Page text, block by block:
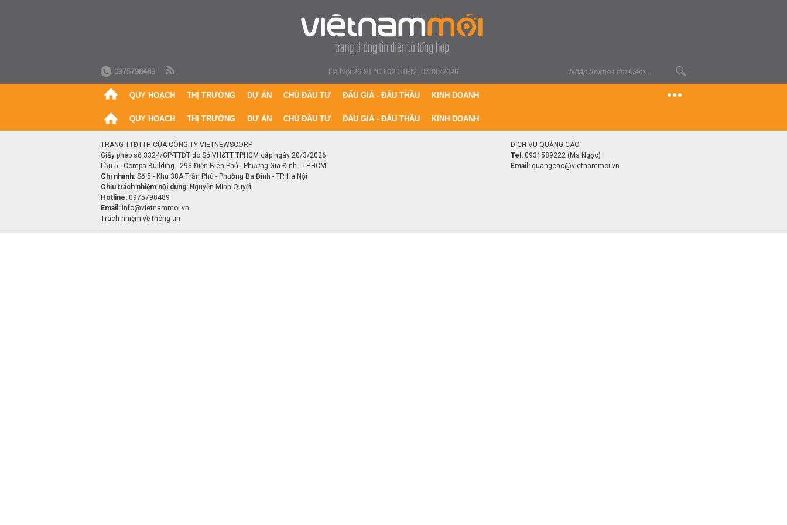
0975798489 Hà Nội 26.91 °C|02:31PM, 07/08/2026
QUY HOẠCH THỊ TRƯỜNG DỰ ÁN CHỦ ĐẦU TƯ ĐẤU GIÁ - ĐẤU THẦU KINH DOANH
QUY HOẠCH THỊ TRƯỜNG DỰ ÁN CHỦ ĐẦU TƯ ĐẤU GIÁ - ĐẤU THẦU KINH DOANH
TRANG TTĐTTH CỦA CÔNG TY VIETNEWSCORP
Giấy phép số 3324/GP-TTĐT do Sở VH&TT TPHCM cấp ngày 20/3/2026
Lầu 5 - Compa Building - 293 Điện Biên Phủ - Phường Gia Định - TP.HCM
Chi nhánh: Số 5 - Khu 38A Trần Phú - Phường Ba Đình - TP. Hà Nội
Chịu trách nhiệm nội dung: Nguyễn Minh Quyết
Hotline: 0975798489
Email: info@vietnammoi.vn
Trách nhiệm về thông tin
DỊCH VỤ QUẢNG CÁO
Tel: 0931589222 (Ms Ngọc)
Email: quangcao@vietnammoi.vn